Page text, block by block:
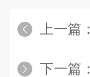
上一篇：
下一篇：